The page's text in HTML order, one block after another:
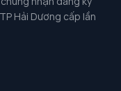
Hải Dương cấp lần